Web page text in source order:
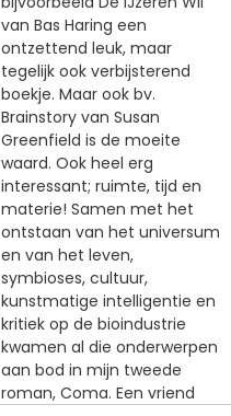
van Bas Haring een
ontzettend leuk, maar
tegelijk ook verbijsterend
boekje. Maar ook bv.
Brainstory van Susan
Greenfield is de moeite
waard. Ook heel erg
interessant; ruimte, tijd en
materie! Samen met het
ontstaan van het universum
en van het leven,
symbioses, cultuur,
kunstmatige intelligentie en
kritiek op de bioindustrie
kwamen al die onderwerpen
aan bod in mijn tweede
roman, Coma. Een vriend